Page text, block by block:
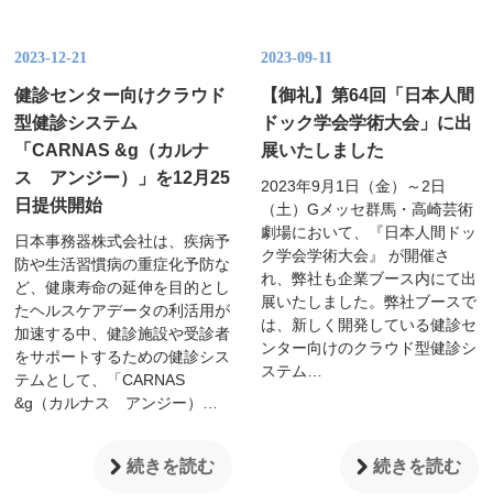
2023-12-21
健診センター向けクラウド
型健診システム
「CARNAS &g（カルナ
ス アンジー）」を12月25
日提供開始
日本事務器株式会社は、疾病予
防や生活習慣病の重症化予防な
ど、健康寿命の延伸を目的とし
たヘルスケアデータの利活用が
加速する中、健診施設や受診者
をサポートするための健診シス
テムとして、「CARNAS
&g（カルナス アンジー）…
続きを読む
2023-09-11
【御礼】第64回「日本人間
ドック学会学術大会」に出
展いたしました
2023年9月1日（金）～2日
（土）Gメッセ群馬・高崎芸術
劇場において、『日本人間ドッ
ク学会学術大会』 が開催さ
れ、弊社も企業ブース内にて出
展いたしました。弊社ブースで
は、新しく開発している健診セ
ンター向けのクラウド型健診シ
ステム…
続きを読む